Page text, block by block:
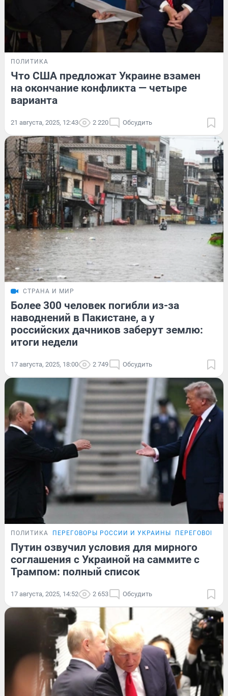
ПОЛИТИКА
Что США предложат Украине взамен
на окончание конфликта — четыре
варианта
21 августа, 2025, 12:43 2 220 Обсудить
СТРАНА И МИР
Более 300 человек погибли из-за
наводнений в Пакистане, а у
российских дачников заберут землю:
итоги недели
17 августа, 2025, 18:00 2 749 Обсудить
ПОЛИТИКА ПЕРЕГОВОРЫ РОССИИ И УКРАИНЫ ПЕРЕГОВОРЫ
Путин озвучил условия для мирного
соглашения с Украиной на саммите с
Трампом: полный список
17 августа, 2025, 14:52 2 653 Обсудить